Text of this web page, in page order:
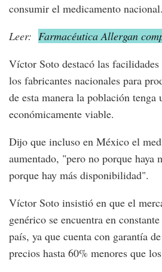
consumir el medicamento nacional.
Leer: Farmacéutica Allergan
Víctor Soto destacó las facilidades
los fabricantes nacionales para
de esta manera la población tenga
económicamente viable.
Dijo que incluso en México el
aumentado, "pero no porque haya
porque hay más disponibilidad".
Víctor Soto insistió en que el
genérico se encuentra en
país, ya que cuenta con garantía
precios hasta 60% menores que